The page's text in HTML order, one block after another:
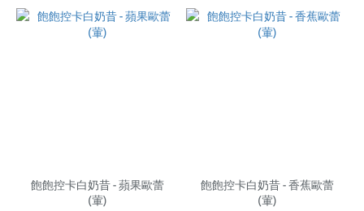
飽飽控卡白奶昔 - 蘋果歐蕾
(葷)
飽飽控卡白奶昔 - 香蕉歐蕾
(葷)